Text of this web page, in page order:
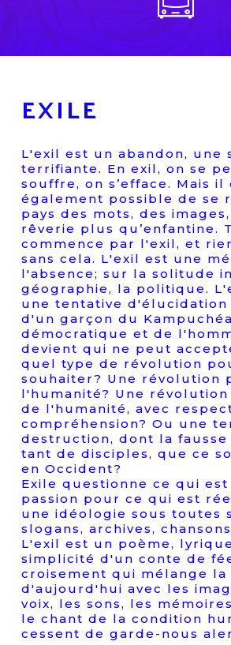
EXILE
L'exil est un abandon, une
terrifiante. En exil, on se
souffre, on s’efface. Mais il
également possible de se
pays des mots, des
rêverie plus qu’enfantine.
commence par l'exil, et
sans cela. L'exil est une
l'absence; sur la solitude
géographie, la politique.
une tentative
d'un garçon du Kampuchéa
démocratique et de
devient qui ne peut
quel type de révolution
souhaiter? Une révolution
l'humanité? Une
de l'humanité, avec
compréhension? Ou une
destruction, dont la
tant de disciples, que ce
en Occident?
Exile questionne ce qui
passion pour ce qui est
une idéologie sous toutes
slogans, archives,
L'exil est un poème,
simplicité d'un conte de
croisement qui mélange
d'aujourd'hui avec les
voix, les sons, les
le chant de la condition
cessent de garde-nous